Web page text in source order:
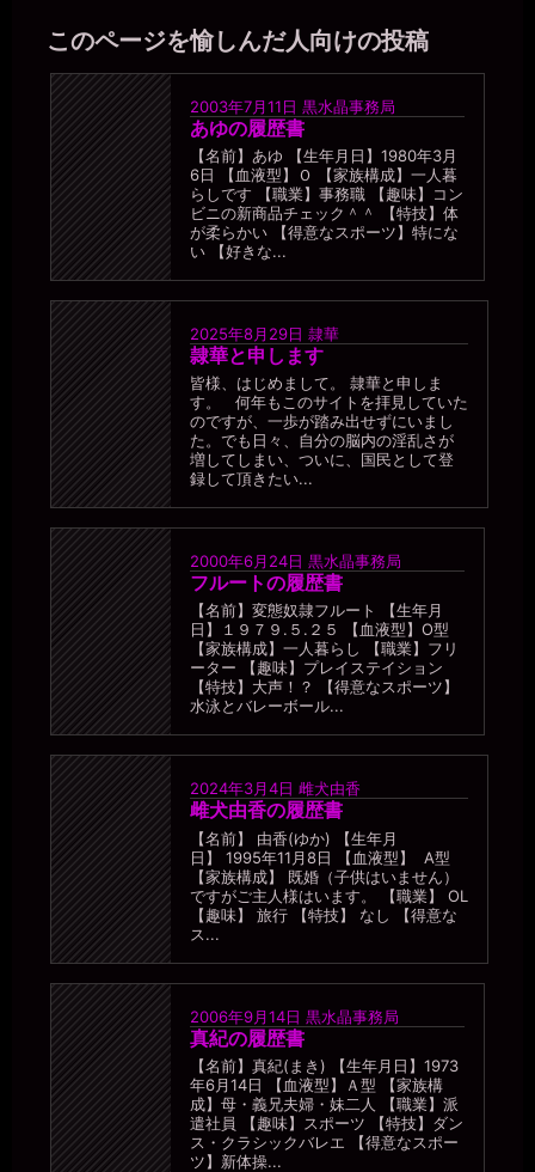
このページを愉しんだ人向けの投稿
2003年7月11日 黒水晶事務局
あゆの履歴書
【名前】あゆ 【生年月日】1980年3月
6日 【血液型】Ｏ 【家族構成】一人暮
らしです 【職業】事務職 【趣味】コン
ビニの新商品チェック＾＾ 【特技】体
が柔らかい 【得意なスポーツ】特にな
い 【好きな...
2025年8月29日 隷華
隷華と申します
皆様、はじめまして。 隷華と申しま
す。 何年もこのサイトを拝見していた
のですが、一歩が踏み出せずにいまし
た。でも日々、自分の脳内の淫乱さが
増してしまい、ついに、国民として登
録して頂きたい...
2000年6月24日 黒水晶事務局
フルートの履歴書
【名前】変態奴隷フルート 【生年月
日】１９７９.５.２５ 【血液型】О型
【家族構成】一人暮らし 【職業】フリ
ーター 【趣味】プレイステイション
【特技】大声！？ 【得意なスポーツ】
水泳とバレーボール...
2024年3月4日 雌犬由香
雌犬由香の履歴書
【名前】 由香(ゆか) 【生年月
日】 1995年11月8日 【血液型】 A型
【家族構成】 既婚（子供はいません）
ですがご主人様はいます。 【職業】 OL
【趣味】 旅行 【特技】 なし 【得意な
ス...
2006年9月14日 黒水晶事務局
真紀の履歴書
【名前】真紀(まき) 【生年月日】1973
年6月14日 【血液型】Ａ型 【家族構
成】母・義兄夫婦・妹二人 【職業】派
遣社員 【趣味】スポーツ 【特技】ダン
ス・クラシックバレエ 【得意なスポー
ツ】新体操...